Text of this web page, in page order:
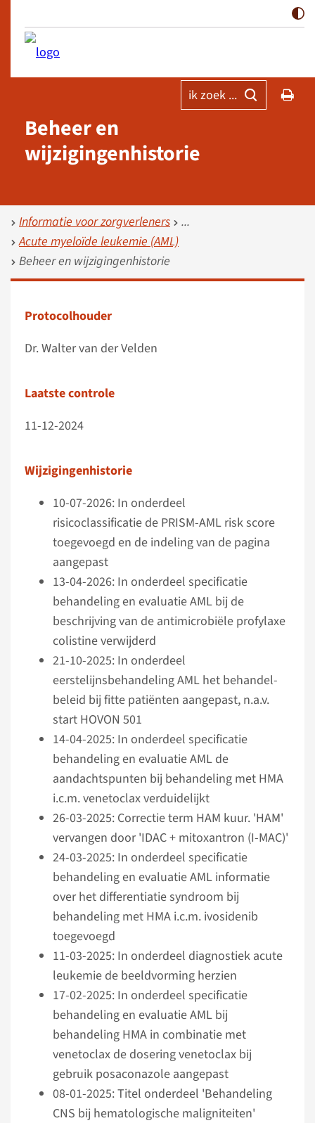
ik zoek ...
Beheer en
wijzigingenhistorie
Informatie voor zorgverleners
Acute myeloïde leukemie (AML)
Beheer en wijzigingenhistorie
Protocolhouder
Dr. Walter van der Velden
Laatste controle
11-12-2024
Wijzigingenhistorie
10-07-2026: In onderdeel
risicoclassificatie de PRISM-AML risk score
toegevoegd en de indeling van de pagina
aangepast
13-04-2026: In onderdeel specificatie
behandeling en evaluatie AML bij de
beschrijving van de antimicrobiële profylaxe
colistine verwijderd
21-10-2025: In onderdeel
eerstelijnsbehandeling AML het behandel­
beleid bij fitte patiënten aangepast, n.a.v.
start HOVON 501
14-04-2025: In onderdeel specificatie
behandeling en evaluatie AML de
aandachts­punten bij behandeling met HMA
i.c.m. venetoclax verduidelijkt
26-03-2025: Correctie term HAM kuur. 'HAM'
vervangen door 'IDAC + mitoxantron (I-MAC)'
24-03-2025: In onderdeel specificatie
behandeling en evaluatie AML informatie
over het differentiatie syndroom bij
behandeling met HMA i.c.m. ivosidenib
toegevoegd
11-03-2025: In onderdeel diagnostiek acute
leukemie de beeldvorming herzien
17-02-2025: In onderdeel specificatie
behandeling en evaluatie AML bij
behandeling HMA in combinatie met
venetoclax de dosering venetoclax bij
gebruik posaconazole aangepast
08-01-2025: Titel onderdeel 'Behandeling
CNS bij hematologische maligniteiten'